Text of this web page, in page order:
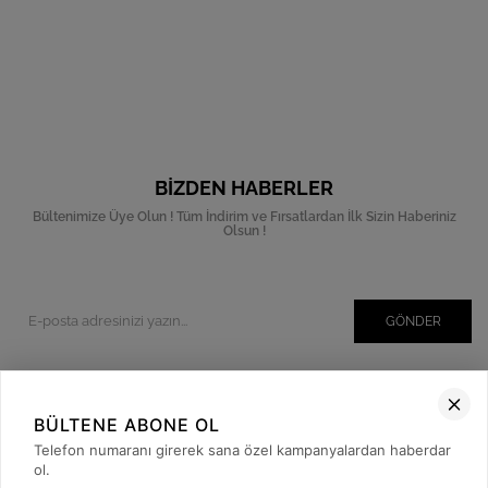
BIZDEN HABERLER
Bültenimize Üye Olun ! Tüm İndirim ve Fırsatlardan İlk Sizin Haberiniz
Olsun !
GÖNDER
Kurumsal
Müşteri İlişkileri
BÜLTENE ABONE OL
Telefon numaranı girerek sana özel kampanyalardan haberdar
ol.